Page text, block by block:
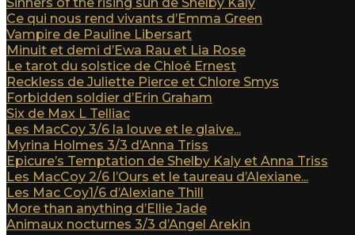
Ce qui nous rend vivants d’Emma Green
Vampire de Pauline Libersart
Minuit et demi d’Ewa Rau et Lia Rose
Le tarot du solstice de Chloé Ernest
Reckless de Juliette Pierce et Chlore Smys
Forbidden soldier d’Erin Graham
Six de Max L Telliac
Les MacCoy 3/6 la louve et le glaive...
Myrina Holmes 3/3 d’Anna Triss
Epicure’s Temptation de Shelby Kaly et Anna Triss
Les MacCoy 2/6 l’Ours et le taureau d’Alexiane...
Les Mac Coy1/6 d’Alexiane Thill
More than anything d’Ellie Jade
Animaux nocturnes 3/3 d’Angel Arekin